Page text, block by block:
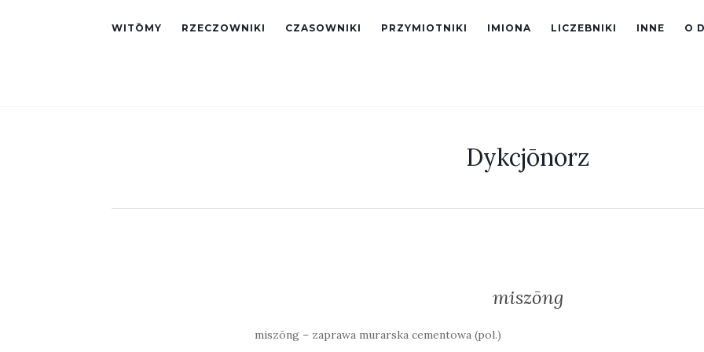
WITŌMY RZECZOWNIKI CZASOWNIKI PRZYMIOTNIKI IMIONA LICZEBNIKI INNE O
Dykcjōnorz
miszōng
miszōng – zaprawa murarska cementowa (pol.)